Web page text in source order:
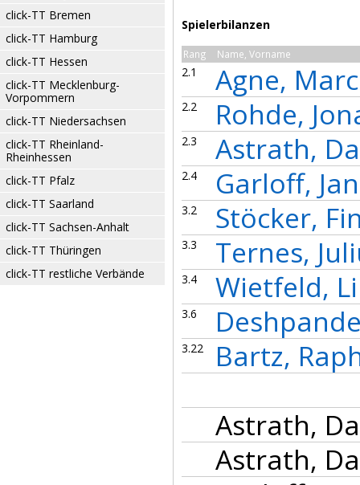
click-TT Bremen
click-TT Hamburg
click-TT Hessen
click-TT Mecklenburg-
Vorpommern
click-TT Niedersachsen
click-TT Rheinland-
Rheinhessen
click-TT Pfalz
click-TT Saarland
click-TT Sachsen-Anhalt
click-TT Thüringen
click-TT restliche Verbände
Spielerbilanzen
Rang Name, Vorname
2.1 Agne,
2.2 Rohde,
2.3 Astrath,
2.4 Garloff, Jan
3.2 Stöcker,
3.3 Ternes,
3.4 Wietfeld,
3.6
3.22
Bartz,
Astrath,
Astrath,